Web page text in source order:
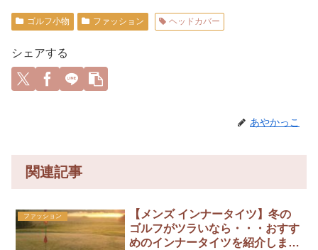
ゴルフ小物 ファッション ヘッドカバー
シェアする
あやかっこ
関連記事
ファッション
【メンズ インナータイツ】冬の
ゴルフがツラいなら・・・おすす
めのインナータイツを紹介しま